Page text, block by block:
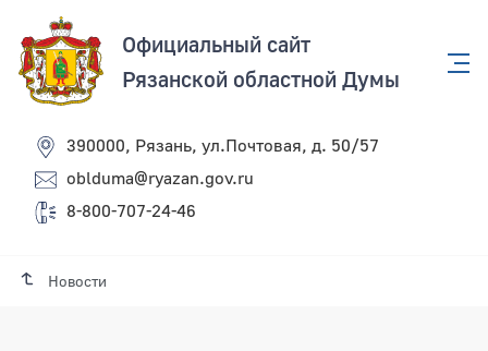
Официальный сайт
Рязанской областной Думы
390000, Рязань, ул.Почтовая, д. 50/57
oblduma@ryazan.gov.ru
8-800-707-24-46
Новости